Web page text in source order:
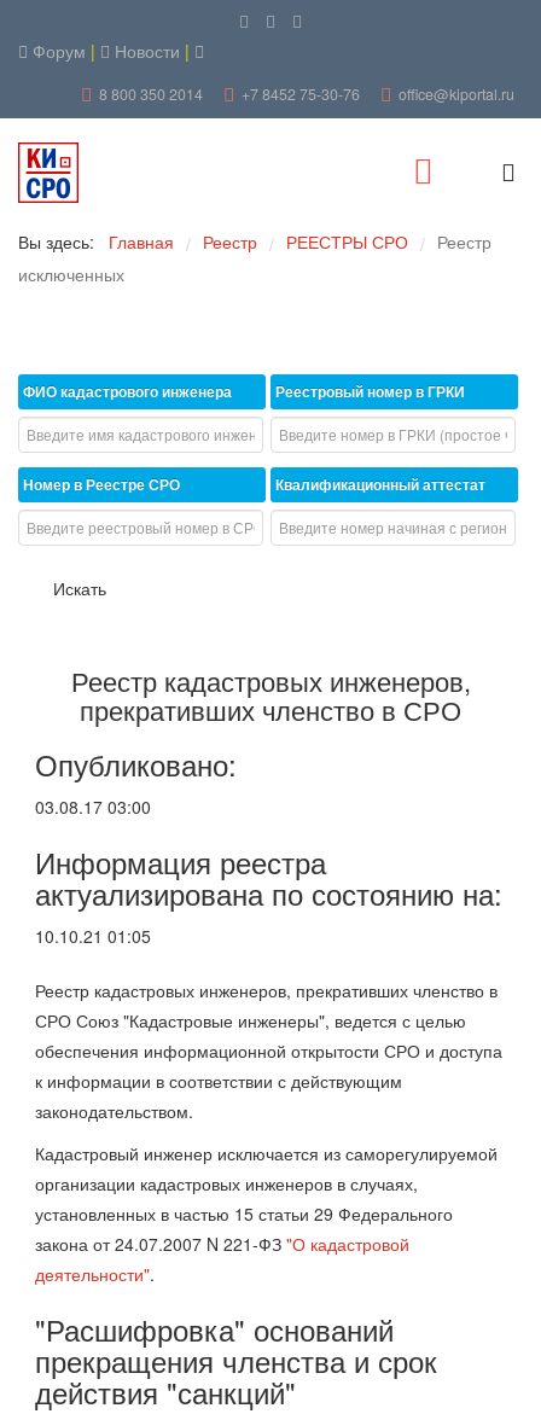
Форум | Новости |
8 800 350 2014 +7 8452 75-30-76 office@kiportal.ru
Вы здесь: Главная / Реестр / РЕЕСТРЫ СРО / Реестр
исключенных
ФИО кадастрового инженера
Номер в Реестре СРО
Реестровый номер в ГРКИ
Квалификационный аттестат
Реестр кадастровых инженеров,
прекративших членство в СРО
Опубликовано:
03.08.17 03:00
Информация реестра
актуализирована по состоянию на:
10.10.21 01:05
Реестр кадастровых инженеров, прекративших членство в
СРО Союз "Кадастровые инженеры", ведется с целью
обеспечения информационной открытости СРО и доступа
к информации в соответствии с действующим
законодательством.
Кадастровый инженер исключается из саморегулируемой
организации кадастровых инженеров в случаях,
установленных в частью 15 статьи 29 Федерального
закона от 24.07.2007 N 221-ФЗ "О кадастровой
деятельности".
"Расшифровка" оснований
прекращения членства и срок
действия "санкций"